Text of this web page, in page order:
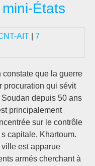
États
AIT
7
constate que la guerre
procuration qui sévit
Soudan depuis 50 ans
principalement
sur le contrôle
capitale, Khartoum.
ville est apparue
armés cherchant à